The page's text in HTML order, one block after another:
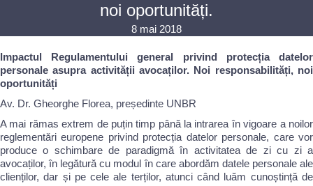
noi oportunități.
8 mai 2018
Impactul Regulamentului general privind protecția datelor
personale asupra activității avocaților. Noi responsabilități, noi
oportunități
Av. Dr. Gheorghe Florea, președinte UNBR
A mai rămas extrem de puțin timp până la intrarea în vigoare a noilor
reglementări europene privind protecția datelor personale, care vor
produce o schimbare de paradigmă în activitatea de zi cu zi a
avocaților, în legătură cu modul în care abordăm datele personale ale
clienților, dar și pe cele ale terților, atunci când luăm cunoștință de